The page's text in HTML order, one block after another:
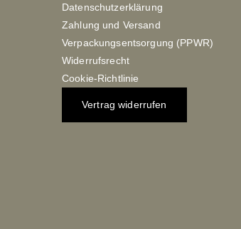
Datenschutzerklärung
Zahlung und Versand
Verpackungsentsorgung (PPWR)
Widerrufsrecht
Cookie-Richtlinie
Vertrag widerrufen